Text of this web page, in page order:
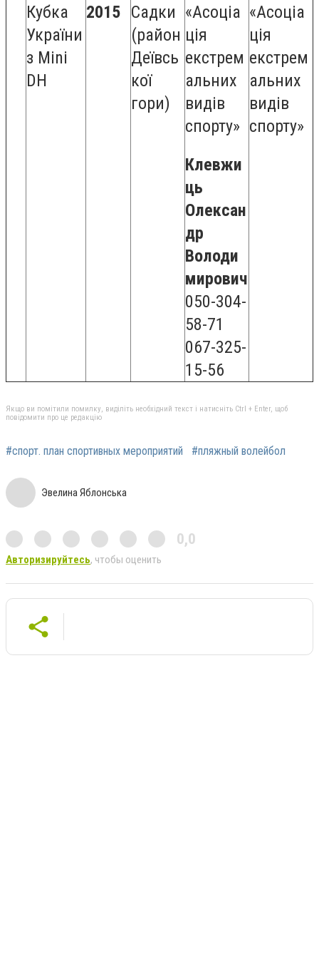
Кубка
України
з Mini
DH
2015 Садки
(район
Деївсь
кої
гори)
«Асоціа
ція
екстрем
альних
видів
спорту»
Клевжи
ць
Олексан
др
Володи
мирович
050-304-
58-71
067-325-
15-56
«Асоціа
ція
екстрем
альних
видів
спорту»
Якщо ви помітили помилку, виділіть необхідний текст і натисніть Ctrl + Enter, щоб
повідомити про це редакцію
#спорт. план спортивных мероприятий #пляжный волейбол
Эвелина Яблонська
0,0
Авторизируйтесь, чтобы оценить